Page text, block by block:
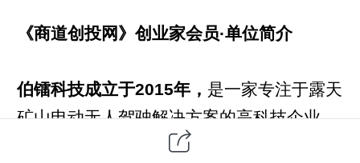
《商道创投网》创业家会员·单位简介
伯镭科技成立于2015年， 是一家专注于露天
矿山电动无人驾驶解决方案的高科技企业。
公司最初涉足低空经济领域，2018年正式进